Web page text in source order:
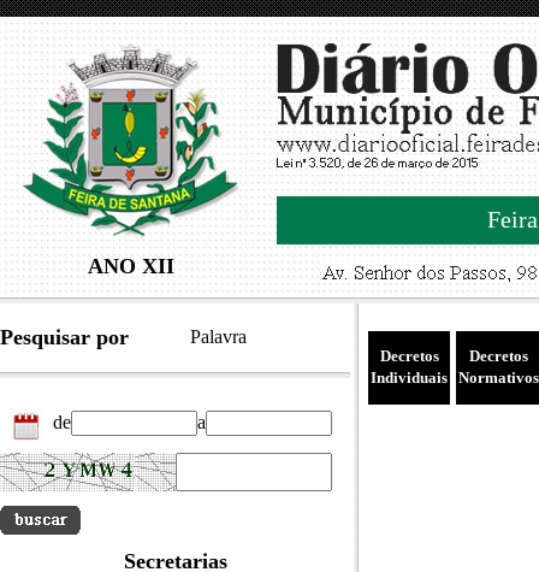
ANO XII
Pesquisar por Palavra
de a
Secretarias
Decretos
Individuais
Decretos
Normativos